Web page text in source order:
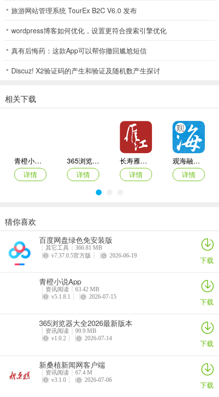
软件优势
1、微信听书app提供了大量精选有声阅读资源，听看什么都可以挑选
2、搞笑段子、故事、讲坛、小说、相声、戏曲等有声内容一网打尽；
3、可以利用碎片时间，通过听书、阅读增涨你的见识，开拓视野；
5、各种类型的小说资源都有，让喜欢小说阅读的人都能寻找到喜欢的
图书；
6、随时随地一键播放小说朗读音频，精彩内容即刻展现在您眼前；
7、专业播音员录制的音频小说，而非手机音频朗读，让朗读内容更丰
软件亮点
1、图书分类，在寻找优质好书的时候，根据图书分类信息就能快捷查
书；
3、音质良好，提供的所有听书服务音质都非常好，随时收听高音质小
说；
4、快速缓存，批量缓存感兴趣的小说，让您在离线的情况下也能自由
1、修复了一些已知问题。
v1.0.48版本
1、优化了收听体验。
旅游网站管理系统 TourEx B2C V6.0 发布
wordpress博客如何优化，设置更符合搜索引擎优化
真有后悔药：这款App可以帮你撤回尴尬短信
Discuz! X2验证码的产生和验证及随机数产生探讨
相关下载
青橙小说App
详情
365浏览器大全2026最新版本
详情
长寿雁江安卓版
详情
观海融媒官方版
详情
读特探索版手机客户端
详情
隐暂app
详情
新京报数字版客户端
汤圆全本小说官方版
猜你喜欢
百度网盘绿色免安装版
其它工具
366.81 MB
v7.37.0.5官方版
2026-06-19 下载
青橙小说App
资讯阅读
63.42 MB
v5.1.8.1
2026-07-15 下载
365浏览器大全2026最新版本
资讯阅读
99.9 MB
v1.0.2
2026-07-14 下载
新桑植新闻网客户端
资讯阅读
67.4 M
v3.1.0
2026-07-06 下载